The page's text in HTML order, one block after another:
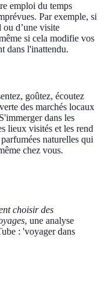
emploi du temps
Par exemple, si
ou d’une visite
si cela modifie vos
dans l'inattendu.
goûtez, écoutez
des marchés locaux
dans les
lieux visités et les rend
naturelles qui
chez vous.
choisir des
, une analyse
: 'voyager dans